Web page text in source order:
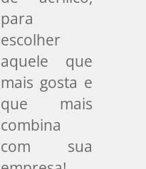
para
escolher
aquele que
mais gosta e
que mais
combina
com sua